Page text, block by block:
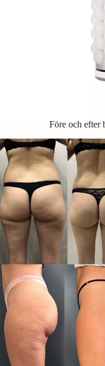
Före och efter